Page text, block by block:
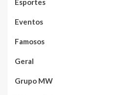
Esportes
Eventos
Famosos
Geral
Grupo MW